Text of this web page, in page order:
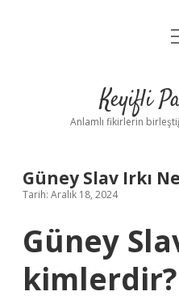
Keyifli
Anlamlı fikirlerin
Güney Slav Irkı
Tarih: Aralık 18, 2024
Güney
kimlerdir?